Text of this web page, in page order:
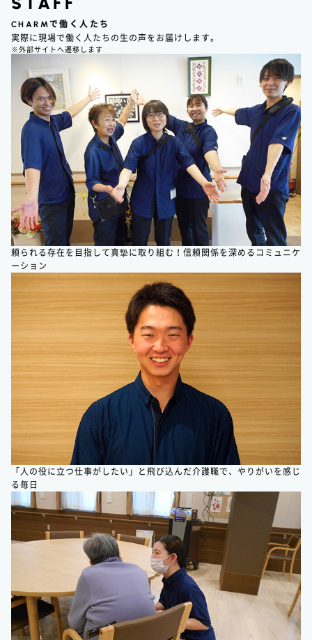
CHARM で働く人たち
実際に現場で働く人たちの生の声をお届けします。
※外部サイトへ遷移します
頼られる存在を目指して真摯に取り組む！信頼関係を深めるコミュニケ
ーション
「人の役に立つ仕事がしたい」と飛び込んだ介護職で、やりがいを感じ
る毎日